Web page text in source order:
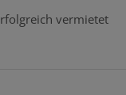
vermietet